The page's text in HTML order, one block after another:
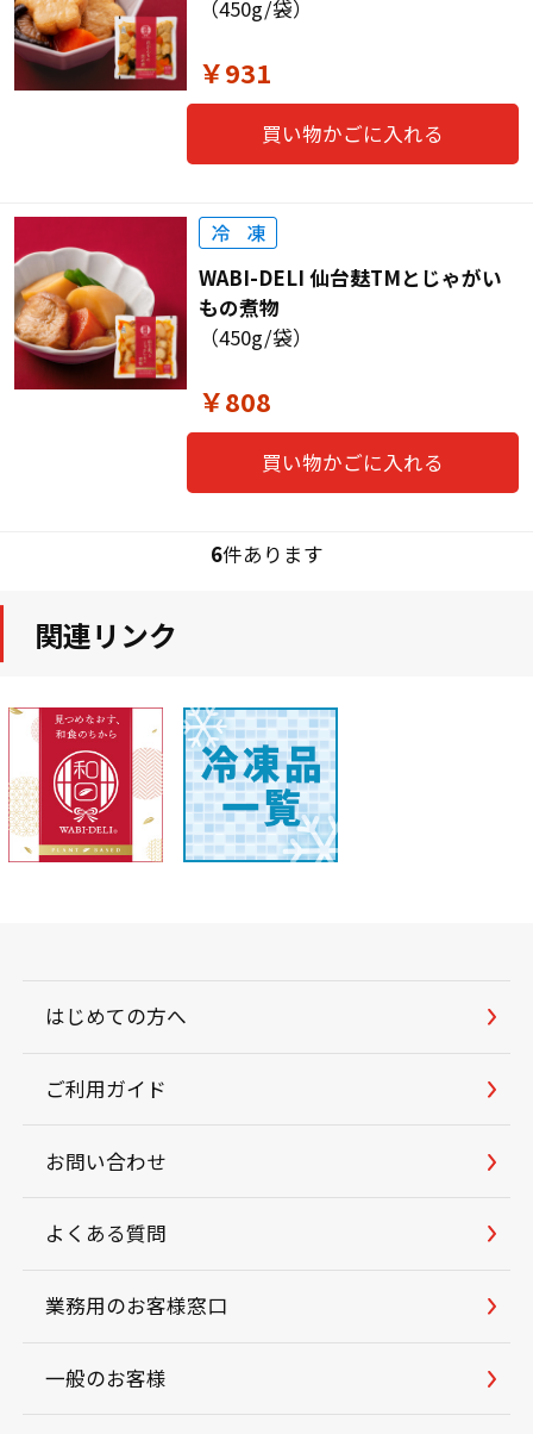
（450g/袋）
￥931
買い物かごに入れる
WABI-DELI 仙台麸TMとじゃがい
もの煮物
（450g/袋）
￥808
買い物かごに入れる
6件あります
関連リンク
はじめての方へ
ご利用ガイド
お問い合わせ
よくある質問
業務用のお客様窓口
一般のお客様